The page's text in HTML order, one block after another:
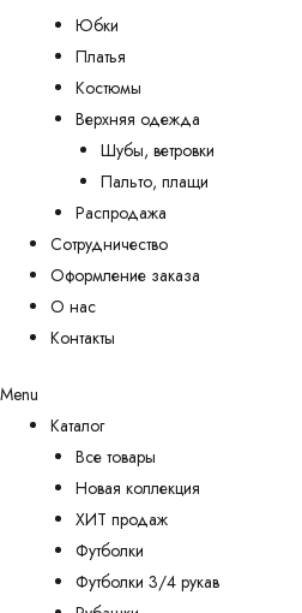
Юбки
Платья
Костюмы
Верхняя одежда
Шубы, ветровки
Пальто, плащи
Распродажа
Сотрудничество
Оформление заказа
О нас
Контакты
Menu
Каталог
Все товары
Новая коллекция
ХИТ продаж
Футболки
Футболки 3/4 рукав